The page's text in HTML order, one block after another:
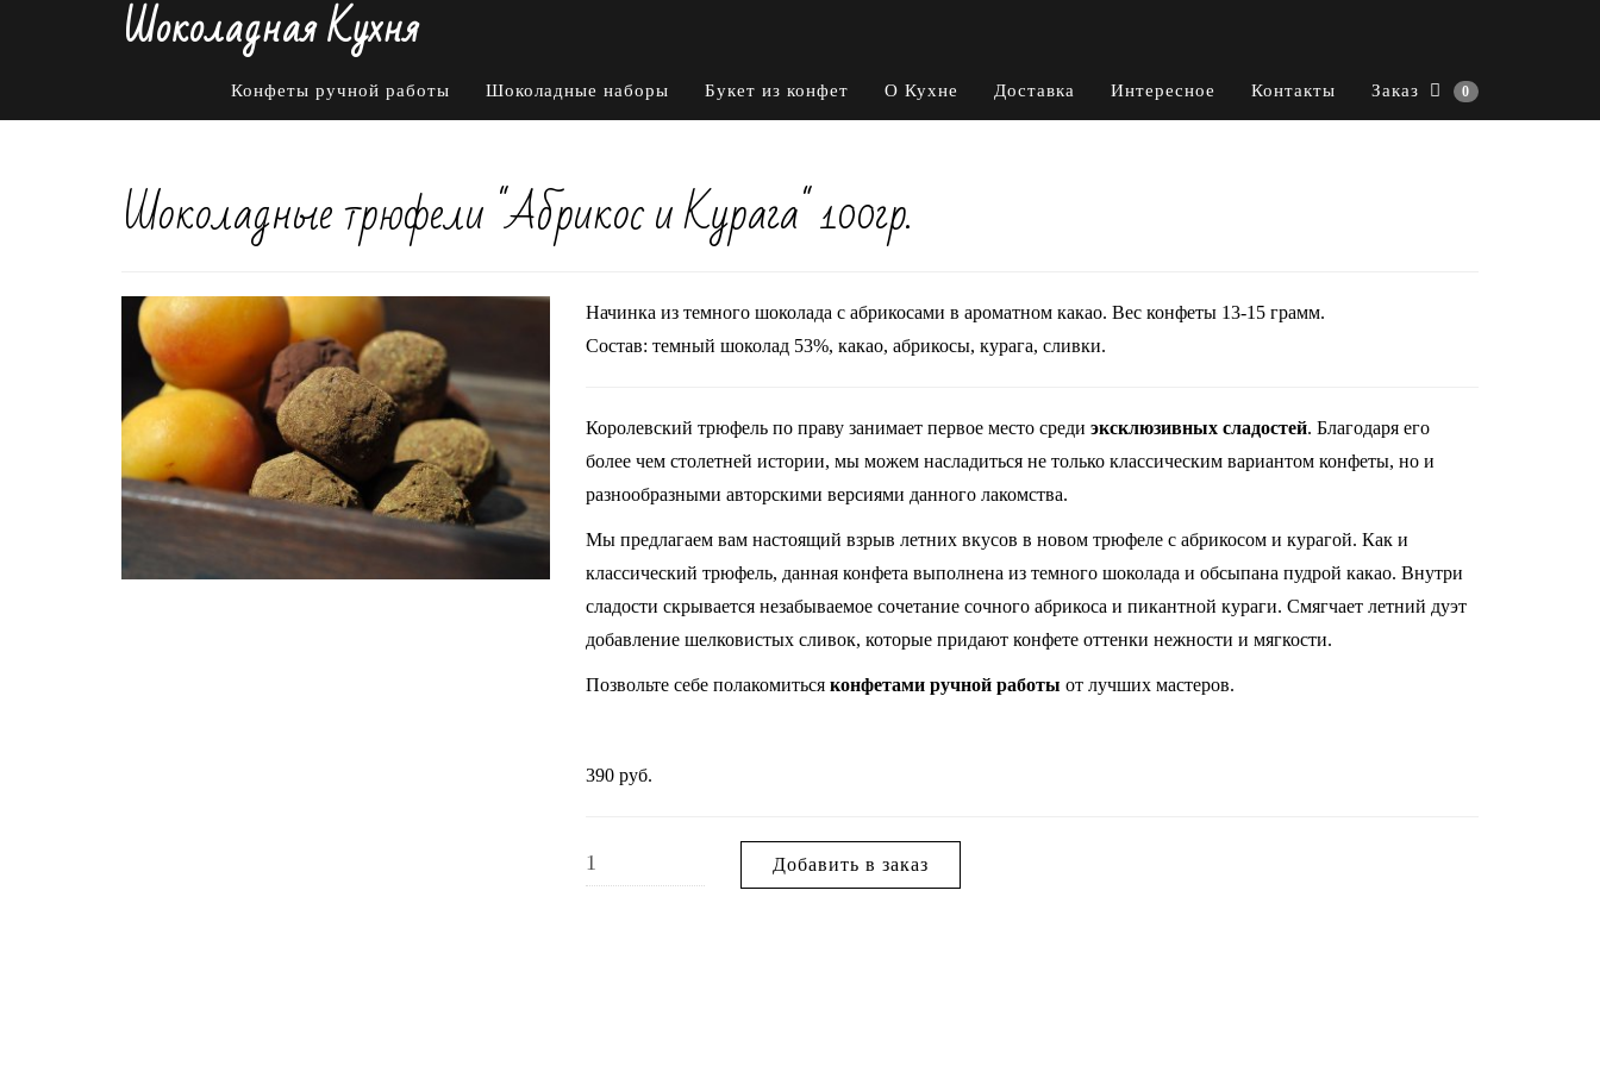
Шоколадная Кухня
Конфеты ручной работы Шоколадные наборы Букет из конфет О Кухне Доставка Интересное Контакты Заказ 0
Шоколадные трюфели "Абрикос и Курага" 100гр.
Начинка из темного шоколада с абрикосами в ароматном какао. Вес конфеты 13-15 грамм.
Состав: темный шоколад 53%, какао, абрикосы, курага, сливки.
Королевский трюфель по праву занимает первое место среди эксклюзивных сладостей. Благодаря его
более чем столетней истории, мы можем насладиться не только классическим вариантом конфеты, но и
разнообразными авторскими версиями данного лакомства.
Мы предлагаем вам настоящий взрыв летних вкусов в новом трюфеле с абрикосом и курагой. Как и
классический трюфель, данная конфета выполнена из темного шоколада и обсыпана пудрой какао. Внутри
сладости скрывается незабываемое сочетание сочного абрикоса и пикантной кураги. Смягчает летний дуэт
добавление шелковистых сливок, которые придают конфете оттенки нежности и мягкости.
Позвольте себе полакомиться конфетами ручной работы от лучших мастеров.
390 руб.
Добавить в заказ